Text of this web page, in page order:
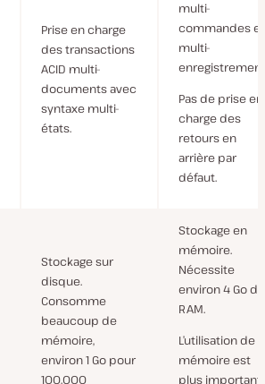
Prise en charge
des transactions
ACID multi-
documents avec
syntaxe multi-
états.
multi-
commandes et
multi-
Pas de prise en
charge des
retours en
arrière par
défaut.
Stockage sur
disque.
Consomme
beaucoup de
mémoire,
environ 1 Go pour
100.000
Stockage en
mémoire.
Nécessite
environ 4 Go de
RAM.
L’utilisation de
mémoire est
plus